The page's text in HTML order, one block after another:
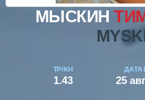
МЫСКИН
ТР/КН
1.43
ДАТА
25